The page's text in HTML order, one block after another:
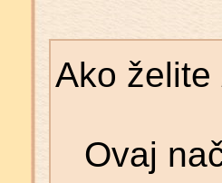
Ako želite
Ovaj